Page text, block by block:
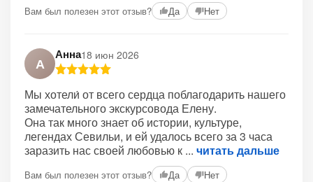
Вам был полезен этот отзыв? Да Нет
А
Анна18 июн 2026
Мы хотели́ от всего сердца поблагодарить нашего
замечательного экскурсовода Елену.
Она так много знает об истории, культуре,
легендах Севильи, и ей удалось всего за 3 часа
заразить нас своей любовью к
читать дальше
Вам был полезен этот отзыв? Да Нет